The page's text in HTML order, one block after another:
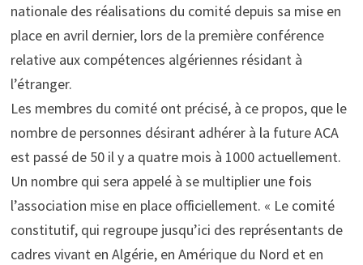
nationale des réalisations du comité depuis sa mise en
place en avril dernier, lors de la première conférence
relative aux compétences algériennes résidant à
l’étranger.
Les membres du comité ont précisé, à ce propos, que le
nombre de personnes désirant adhérer à la future ACA
est passé de 50 il y a quatre mois à 1000 actuellement.
Un nombre qui sera appelé à se multiplier une fois
l’association mise en place officiellement. « Le comité
constitutif, qui regroupe jusqu’ici des représentants de
cadres vivant en Algérie, en Amérique du Nord et en